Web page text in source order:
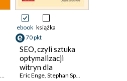
,Tomasz Trzósło
ebook książka
70 pkt
SEO, czyli sztuka
optymalizacji
witryn dla
wyszukiwarek.
Eric Enge, Stephan Spencer